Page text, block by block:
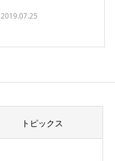
2019.07.25
トピックス